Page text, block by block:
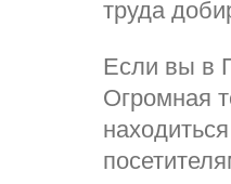
труда
Если вы в
Огромная